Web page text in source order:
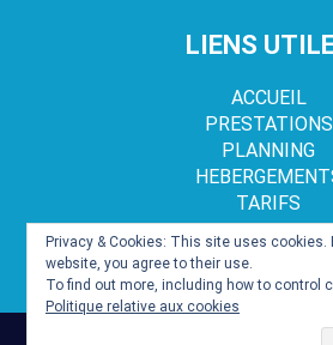
LIENS
ACCUEIL
PRESTATIONS
PLANNING
TARIFS
Privacy & Cookies: This site uses
website, you agree to their use.
To find out more, including how to control
Politique relative aux cookies